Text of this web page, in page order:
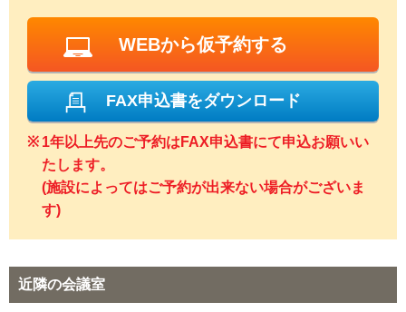
WEBから仮予約する
FAX申込書をダウンロード
1年以上先のご予約はFAX申込書にて申込お願いい
たします。
(施設によってはご予約が出来ない場合がございま
す)
近隣の会議室